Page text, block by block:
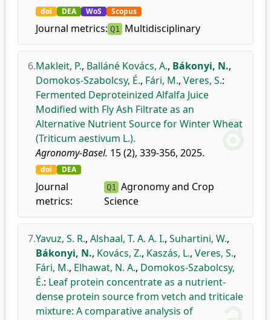
doi DEA WoS Scopus
Journal metrics: Q1 Multidisciplinary
6.Makleit, P., Balláné Kovács, A., Bákonyi, N.,
Domokos-Szabolcsy, É., Fári, M., Veres, S.:
Fermented Deproteinized Alfalfa Juice
Modified with Fly Ash Filtrate as an
Alternative Nutrient Source for Winter Wheat
(Triticum aestivum L.).
Agronomy-Basel. 15 (2), 339-356, 2025.
doi DEA
Journal
metrics:
Q1 Agronomy and Crop
Science
7.Yavuz, S. R., Alshaal, T. A. A. I., Suhartini, W.,
Bákonyi, N., Kovács, Z., Kaszás, L., Veres, S.,
Fári, M., Elhawat, N. A., Domokos-Szabolcsy,
É.: Leaf protein concentrate as a nutrient-
dense protein source from vetch and triticale
mixture: A comparative analysis of